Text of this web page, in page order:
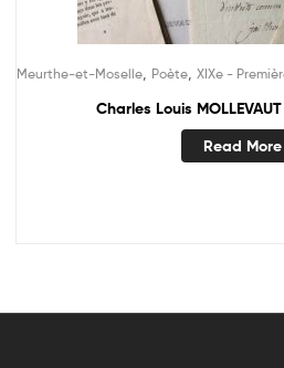
Meurthe-et-Moselle Poète XIXe -
Charles Louis
Read More